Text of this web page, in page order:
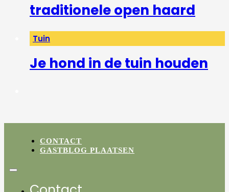
traditionele open haard
Tuin
Je hond in de tuin houden
CONTACT
GASTBLOG PLAATSEN